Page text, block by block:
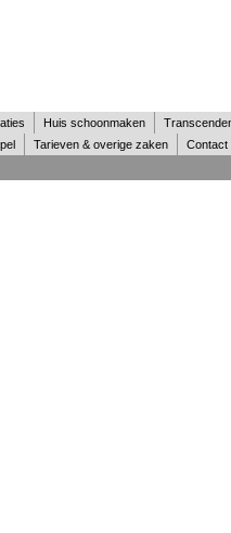
Huis schoonmaken
Tarieven & overige zaken Contact